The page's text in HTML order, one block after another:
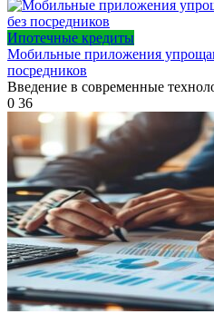
Ипотечные кредиты
Мобильные приложения
посредников
Введение в современные
0 36